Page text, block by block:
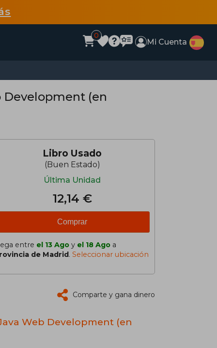
0
Mi Cuenta
Development (en
Libro Usado
(Buen Estado)
Última Unidad
12,14 €
Comprar
entre el 13 Ago y el 18 Ago a
de Madrid. Seleccionar ubicación
Comparte y gana dinero
Web Development (en